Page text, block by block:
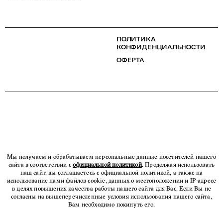
ПОЛИТИКА
КОНФИДЕНЦИАЛЬНОСТИ
ОФЕРТА
Мы получаем и обрабатываем персональные данные посетителей нашего
сайта в соответствии софициальной политикой. Продолжая использовать
наш сайт, вы соглашаетесь с официальной политикой, а также на
использование нами файлов cookie, данных о местоположении и IP-адресе
в целях повышения качества работы нашего сайта для Вас. Если Вы не
согласны на вышеперечисленные условия использования нашего сайта,
Вам необходимо покинуть его.